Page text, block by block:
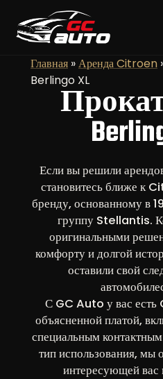
Главная »Аренда Citroen
Berlingo XL
Прокат
Если вы решили
становитесь ближе к
бренду, основанному в
группу Stellantis.
оригинальными
комфорту и долгой
оставили свой
С GC Auto у вас
объясненной платой,
специальным
тип использования, мы
интересующей